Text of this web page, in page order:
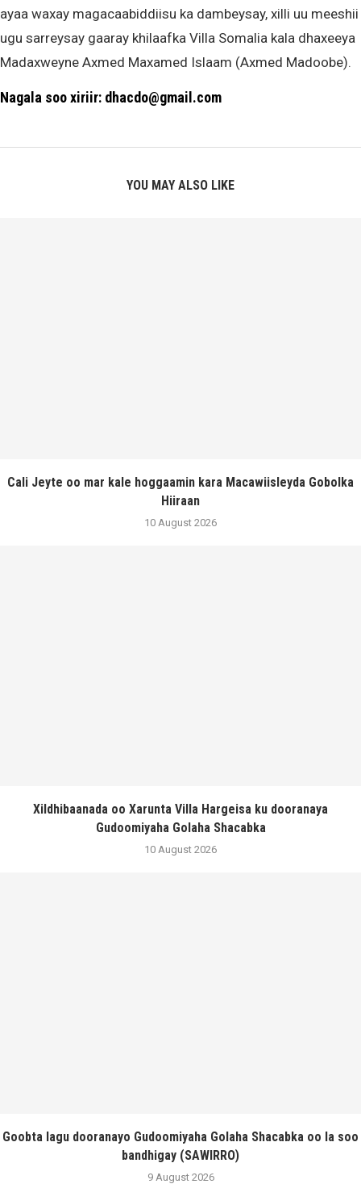
ayaa waxay magacaabiddiisu ka dambeysay, xilli uu meeshii
ugu sarreysay gaaray khilaafka Villa Somalia kala dhaxeeya
Madaxweyne Axmed Maxamed Islaam (Axmed Madoobe).
Nagala soo xiriir: dhacdo@gmail.com
YOU MAY ALSO LIKE
Cali Jeyte oo mar kale hoggaamin kara Macawiisleyda Gobolka
Hiiraan
10 August 2026
Xildhibaanada oo Xarunta Villa Hargeisa ku dooranaya
Gudoomiyaha Golaha Shacabka
10 August 2026
Goobta lagu dooranayo Gudoomiyaha Golaha Shacabka oo la soo
bandhigay (SAWIRRO)
9 August 2026